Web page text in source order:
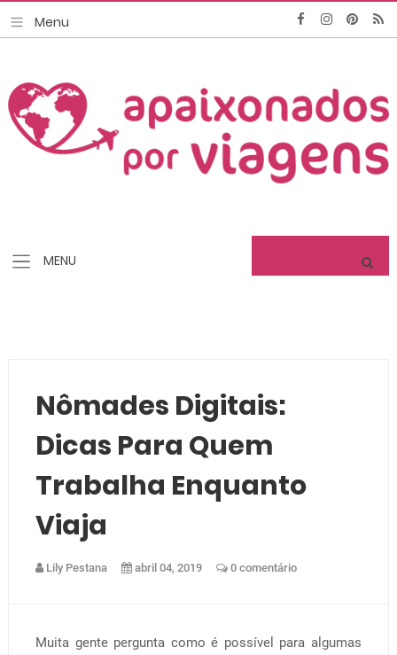
Nômades Digitais:
Dicas Para Quem
Trabalha Enquanto
Viaja
Lily Pestana abril 04, 2019 0 comentário
Muita gente pergunta como é possível para algumas